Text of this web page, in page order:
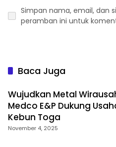
Simpan nama, email, dan
peramban ini untuk
Baca Juga
Wujudkan Metal
Medco E&P Dukung
Kebun Toga
November 4, 2025